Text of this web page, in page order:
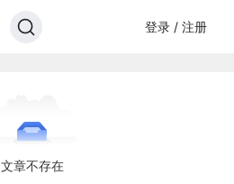
登录 / 注册
文章不存在